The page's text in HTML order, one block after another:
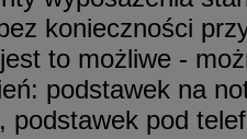
konieczności
to możliwe -
podstawek na
podstawek pod